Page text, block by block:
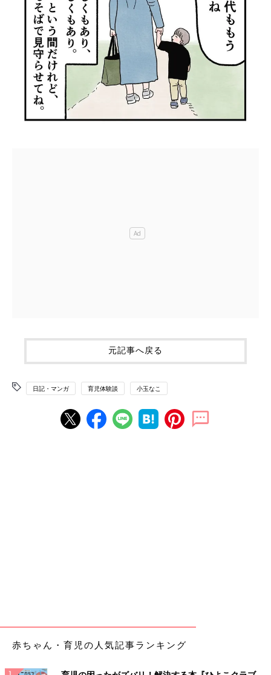
元記事へ戻る
日記・マンガ 育児体験談 小玉なこ
赤ちゃん・育児の人気記事ランキング